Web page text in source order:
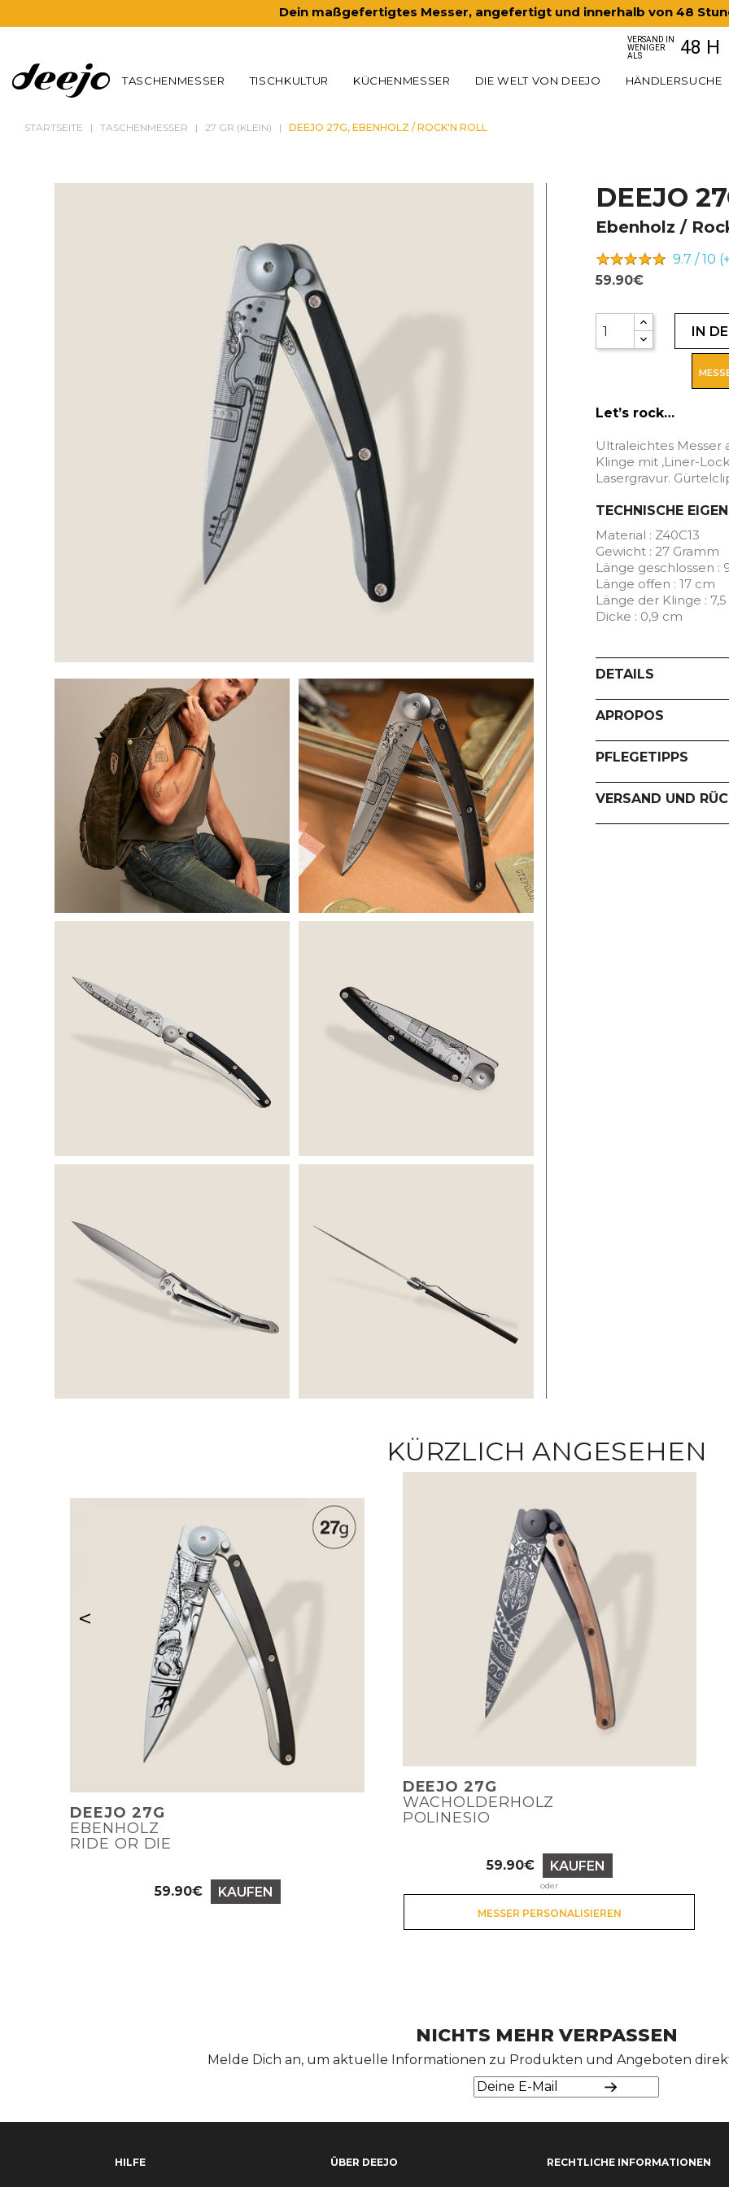
Dein maßgefertigtes Messer, angefertigt und innerhalb von 48
TASCHENMESSER TISCHKULTUR KÜCHENMESSER DIE WELT VON DEEJO HÄNDLERSUCHE
VERSAND IN
WENIGER
ALS
48 H
STARTSEITE TASCHENMESSER 27 GR (KLEIN) DEEJO 27G, EBENHOLZ / ROCK'N ROLL
DEEJO
Ebenholz /
9.7 / 10
59.90€
IN
Let’s rock…
Ultraleichtes Messer
Klinge mit ‚Liner-
Lasergravur.
TECHNISCHE
Material : Z40C13
Gewicht : 27 Gramm
Länge geschlossen :
Länge offen : 17 cm
Länge der Klinge :
Dicke : 0,9 cm
DETAILS
APROPOS
PFLEGETIPPS
VERSAND UND
KÜRZLICH ANGESEHEN
DEEJO 27G
EBENHOLZ
RIDE OR DIE
Preis
59.90€ KAUFEN
DEEJO 27G
WACHOLDERHOLZ
POLINESIO
Preis
59.90€ KAUFEN
oder
MESSER PERSONALISIEREN
<
NICHTS MEHR VERPASSEN
Melde Dich an, um aktuelle Informationen zu Produkten und Angeboten
HILFE ÜBER DEEJO RECHTLICHE INFORMATIONEN